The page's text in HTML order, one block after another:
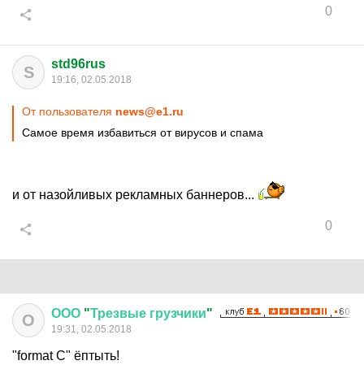
0
S std96rus
19:16, 02.05.2018
От пользователя news@e1.ru
Самое время избавиться от вирусов и спама
и от назойливых рекламных баннеров...
0
О ООО "Трезвые грузчики"
19:31, 02.05.2018
"format С" ёптыть!